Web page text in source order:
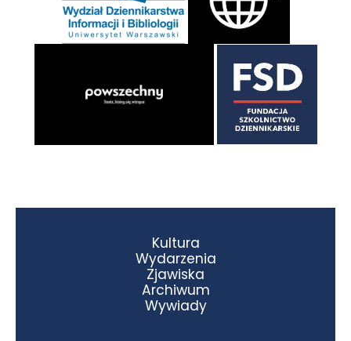
Kultura
Wydarzenia
Zjawiska
Archiwum
Wywiady